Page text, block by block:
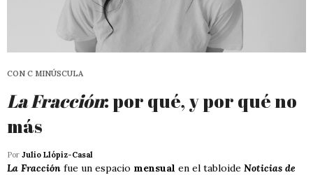
CON C MINÚSCULA
La Fracción: por qué, y por qué no
más
Por Julio Llópiz-Casal
La Fracción fue un espacio mensual en el tabloide Noticias de